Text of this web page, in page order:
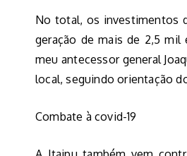
No total, os investimentos
geração de mais de 2,5 mil
meu antecessor general
local, seguindo orientação
Combate à covid-19